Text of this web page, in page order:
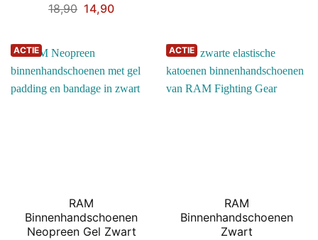
Gewaardeerd
uit 5
18,90 14,90
ACTIE
RAM
Binnenhandschoenen
Neopreen Gel Zwart
ACTIE
RAM
Binnenhandschoenen
Zwart